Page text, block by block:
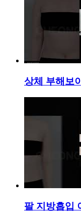
상체 부해보
팔 지방흡입